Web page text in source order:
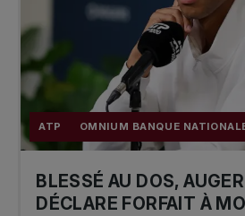
ATP OMNIUM BANQUE
BLESSÉ AU DOS,
DÉCLARE FORFAIT À